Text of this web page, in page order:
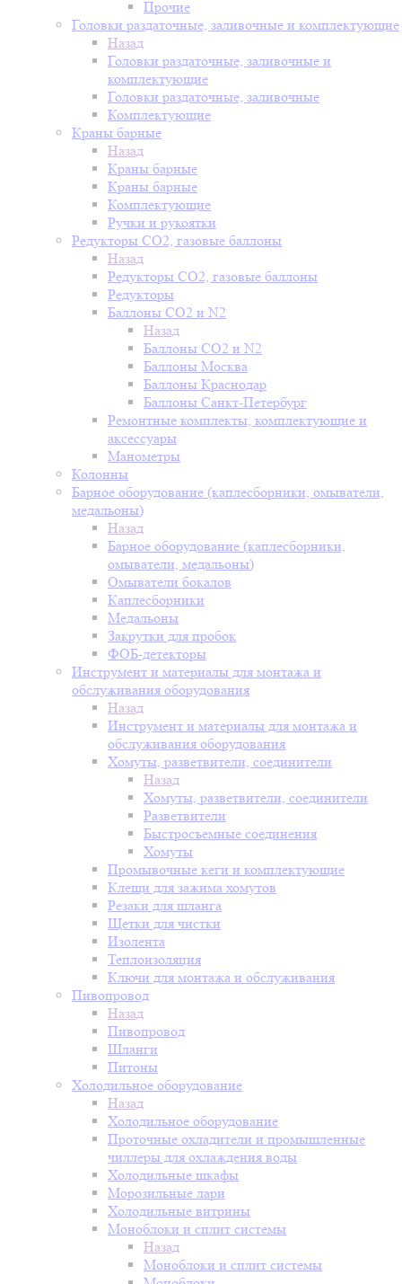
Прочие
Головки раздаточные, заливочные и комплектующие
Назад
Головки раздаточные, заливочные и
комплектующие
Головки раздаточные, заливочные
Комплектующие
Краны барные
Назад
Краны барные
Краны барные
Комплектующие
Ручки и рукоятки
Редукторы СО2, газовые баллоны
Назад
Редукторы СО2, газовые баллоны
Редукторы
Баллоны СО2 и N2
Назад
Баллоны СО2 и N2
Баллоны Москва
Баллоны Краснодар
Баллоны Санкт-Петербург
Ремонтные комплекты, комплектующие и
аксессуары
Манометры
Колонны
Барное оборудование (каплесборники, омыватели,
медальоны)
Назад
Барное оборудование (каплесборники,
омыватели, медальоны)
Омыватели бокалов
Каплесборники
Медальоны
Закрутки для пробок
ФОБ-детекторы
Инструмент и материалы для монтажа и
обслуживания оборудования
Назад
Инструмент и материалы для монтажа и
обслуживания оборудования
Хомуты, разветвители, соединители
Назад
Хомуты, разветвители, соединители
Разветвители
Быстросъемные соединения
Хомуты
Промывочные кеги и комплектующие
Клещи для зажима хомутов
Резаки для шланга
Щетки для чистки
Изолента
Теплоизоляция
Ключи для монтажа и обслуживания
Пивопровод
Назад
Пивопровод
Шланги
Питоны
Холодильное оборудование
Назад
Холодильное оборудование
Проточные охладители и промышленные
чиллеры для охлаждения воды
Холодильные шкафы
Морозильные лари
Холодильные витрины
Моноблоки и сплит системы
Назад
Моноблоки и сплит системы